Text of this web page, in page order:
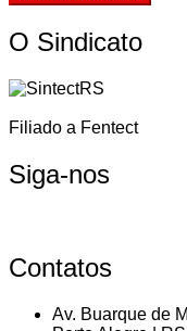
O Sindicato
Filiado a Fentect
Siga-nos
Contatos
Av. Buarque de